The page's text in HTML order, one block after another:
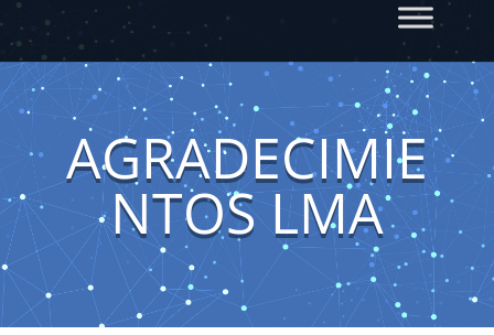
AGRADECIMIE
NTOS LMA